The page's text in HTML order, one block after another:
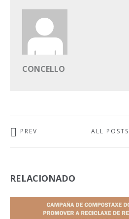
CONCELLO
PREV ALL POSTS
RELACIONADO